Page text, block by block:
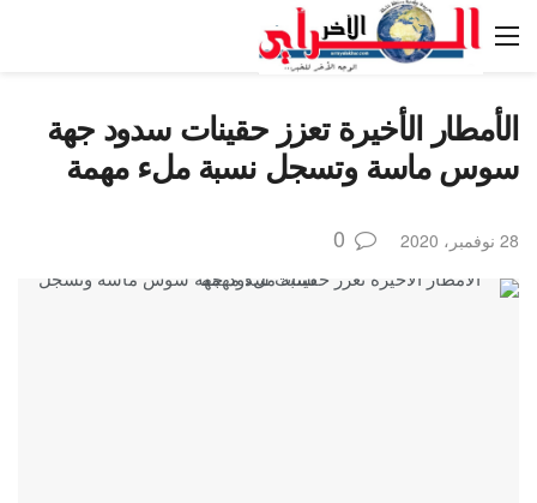
الأمطار الأخيرة تعزز حقينات سدود جهة
سوس ماسة وتسجل نسبة ملء مهمة
28 نوفمبر، 2020 0